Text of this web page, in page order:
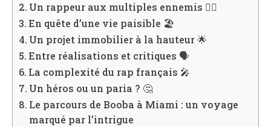
Un rappeur aux multiples ennemis 🤼‍♂️
En quête d’une vie paisible 🏖️
Un projet immobilier à la hauteur 🌟
Entre réalisations et critiques 🗣️
La complexité du rap français 🎤
Un héros ou un paria ? 🤔
Le parcours de Booba à Miami : un voyage
marqué par l’intrigue